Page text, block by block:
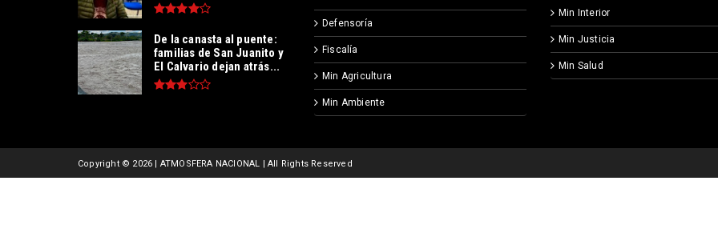
De la canasta al puente:
familias de San Juanito y
El Calvario dejan atrás...
Defensoría
Fiscalía
Min Agricultura
Min Ambiente
Min Interior
Min Justicia
Min Salud
Copyright © 2026 | ATMOSFERA NACIONAL | All Rights Reserved